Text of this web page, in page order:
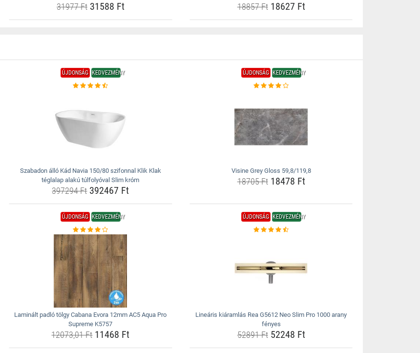
31977 Ft31588 Ft 18857 Ft18627 Ft
ÚJDONSÁG KEDVEZMÉNY
Szabadon álló Kád Navia 150/80 szifonnal Klik Klak
téglalap alakú túlfolyóval Slim króm
397294 Ft392467 Ft
ÚJDONSÁG KEDVEZMÉNY
Visine Grey Gloss 59,8/119,8
18705 Ft18478 Ft
ÚJDONSÁG KEDVEZMÉNY
Laminált padló tölgy Cabana Evora 12mm AC5 Aqua Pro
Supreme K5757
12073,01 Ft11468 Ft
ÚJDONSÁG KEDVEZMÉNY
Lineáris kiáramlás Rea G5612 Neo Slim Pro 1000 arany
fényes
52891 Ft52248 Ft